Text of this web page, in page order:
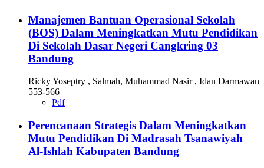
Manajemen Bantuan Operasional Sekolah
(BOS) Dalam Meningkatkan Mutu Pendidikan
Di Sekolah Dasar Negeri Cangkring 03
Bandung
Ricky Yoseptry , Salmah, Muhammad Nasir , Idan Darmawan
553-566
Pdf
Perencanaan Strategis Dalam Meningkatkan
Mutu Pendidikan Di Madrasah Tsanawiyah
Al-Ishlah Kabupaten Bandung